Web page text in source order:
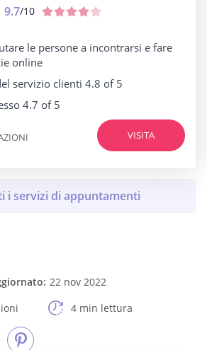
9.7/10
le persone a incontrarsi e fare
online
servizio clienti 4.8 of 5
4.7 of 5
VISITA
22 nov 2022
4 min lettura